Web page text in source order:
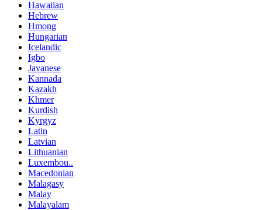
Hawaiian
Hebrew
Hmong
Hungarian
Icelandic
Igbo
Javanese
Kannada
Kazakh
Khmer
Kurdish
Kyrgyz
Latin
Latvian
Lithuanian
Luxembou..
Macedonian
Malagasy
Malay
Malayalam